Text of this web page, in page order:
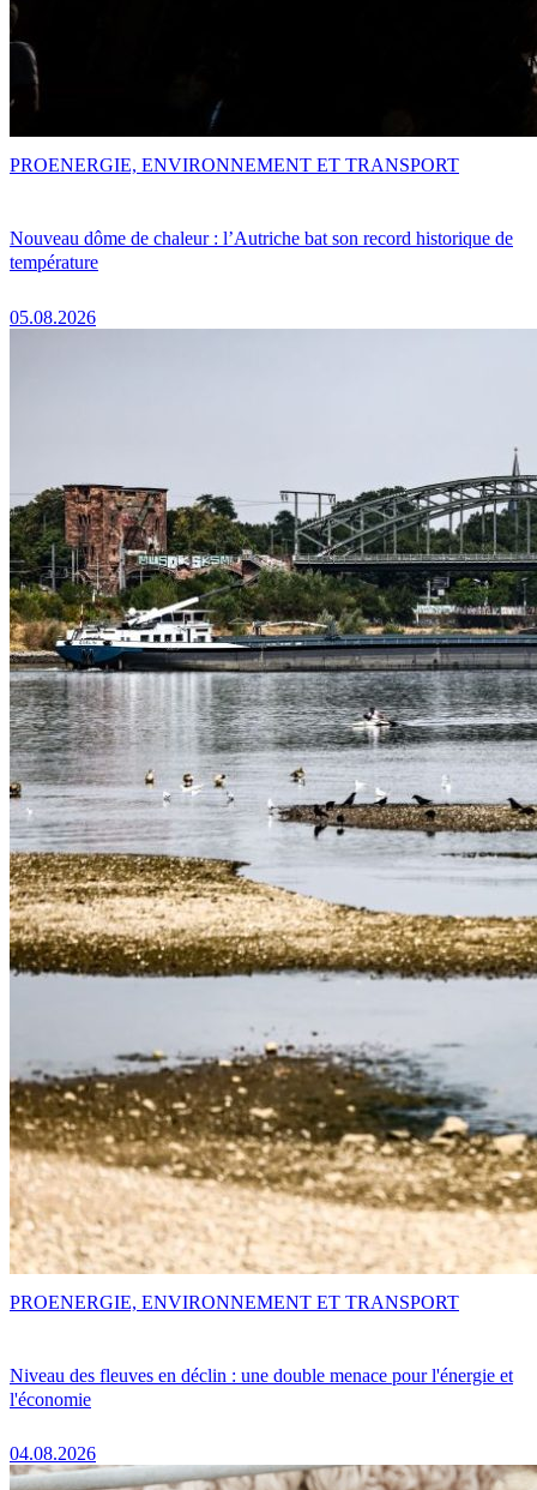
Nouveau dôme de chaleur : l’Autriche bat son record historique de
température
05.08.2026
PROENERGIE, ENVIRONNEMENT ET TRANSPORT
Niveau des fleuves en déclin : une double menace pour l'énergie et
l'économie
04.08.2026
PROENERGIE, ENVIRONNEMENT ET TRANSPORT